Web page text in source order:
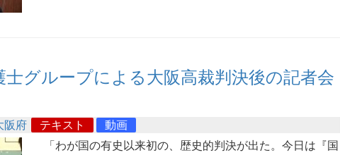
士グループによる大阪高裁判決後の記者会
阪府 テキスト
動画
「わが国の有史以来初の、歴史的判決が出た。今日は『国